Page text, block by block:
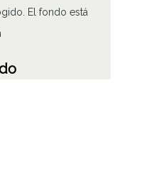
El fondo está